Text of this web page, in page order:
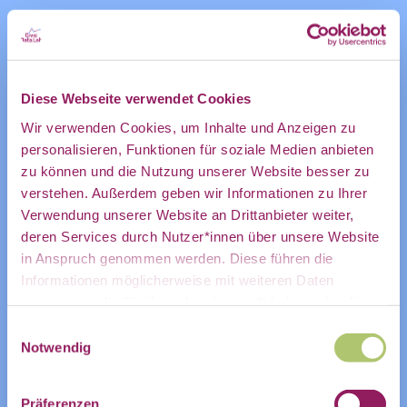
Diese Webseite verwendet Cookies
Wir verwenden Cookies, um Inhalte und Anzeigen zu
personalisieren, Funktionen für soziale Medien anbieten
zu können und die Nutzung unserer Website besser zu
verstehen. Außerdem geben wir Informationen zu Ihrer
Verwendung unserer Website an Drittanbieter weiter,
deren Services durch Nutzer*innen über unsere Website
in Anspruch genommen werden. Diese führen die
Informationen möglicherweise mit weiteren Daten
haben.
Notwendig
Präferenzen
Unsere Lernempfehlungen
Zeitaufwand: mittel
Format: Lernmaterialen
Anfänger*in
CC-BY 4.0
Datenkultur Canvas
Datenkultur ist die Basis für eine
des CDL
direkt in
mein
persönliches
Postfach: